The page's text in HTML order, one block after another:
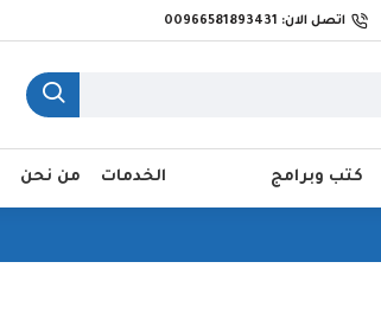
اتصل الان: 00966581893431
كتب وبرامج الخدمات من نحن